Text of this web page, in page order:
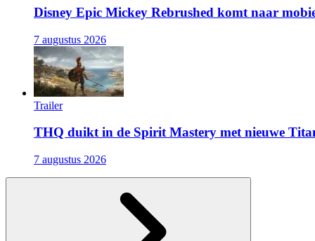
Disney Epic Mickey Rebrushed komt naar
7 augustus 2026
Trailer
THQ duikt in de Spirit Mastery met nieuwe
7 augustus 2026